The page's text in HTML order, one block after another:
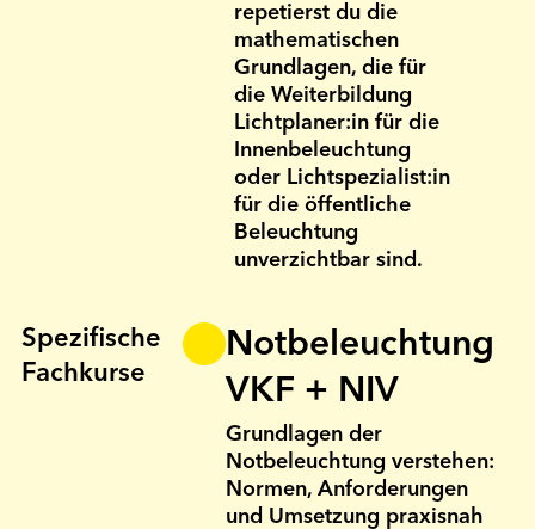
repetierst du die
mathematischen
Grund­lagen, die für
die Weiterbildung
Licht­planer:in für die
Innen­beleuch­tung
oder Licht­spezialist:in
für die öffentliche
Beleuch­tung
unverzicht­bar sind.
Spezifische
Fachkurse
Notbeleuchtung
VKF + NIV
Grundlagen der
Notbeleuchtung verstehen:
Normen, Anforderungen
und Umsetzung praxisnah